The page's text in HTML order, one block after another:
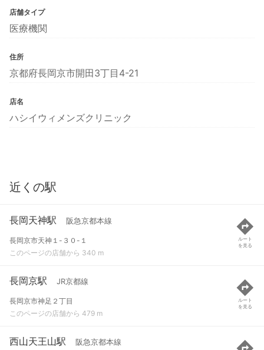
店舗タイプ
医療機関
住所
京都府長岡京市開田3丁目4-21
店名
ハシイウィメンズクリニック
近くの駅
長岡天神駅 阪急京都本線
長岡京市天神１-３０-１
このページの店舗から 340 m
ルート
を見る
長岡京駅 JR京都線
長岡京市神足２丁目
このページの店舗から 479 m
ルート
を見る
西山天王山駅 阪急京都本線